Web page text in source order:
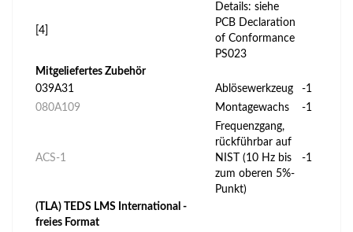
[4]
Details: siehe
PCB Declaration
of Conformance
PS023
Mitgeliefertes Zubehör
039A31
Ablösewerkzeug
-1
080A109
Montagewachs -1
ACS-1
Frequenzgang,
rückführbar auf
NIST (10 Hz bis
zum oberen 5%-
Punkt)
-1
(TLA) TEDS LMS International -
freies Format